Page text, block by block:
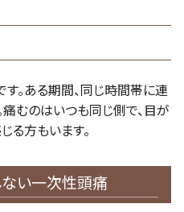
。ある期間、同じ時間帯に連
むのはいつも同じ側で、目が
る方もいます。
ない一次性頭痛